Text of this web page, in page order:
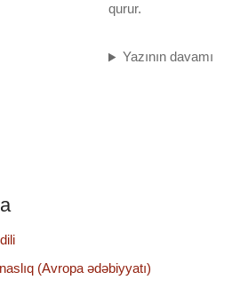
qurur.
Yazının davamı
(Avropa ədəbiyyatı)